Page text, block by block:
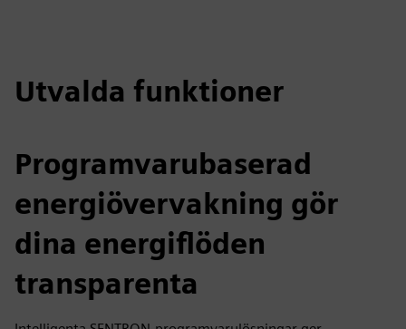
Utvalda funktioner
Programvarubaserad
energiövervakning gör
dina energiflöden
transparenta